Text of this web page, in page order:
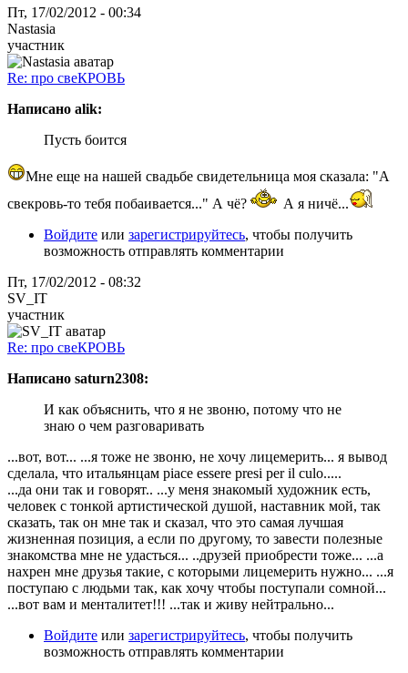
Пт, 17/02/2012 - 00:34
Nastasia
участник
Re: про свеКРОВЬ
Написано alik:
Пусть боится
Мне еще на нашей свадьбе свидетельница моя сказала: "А
свекровь-то тебя побаивается..." А чё?
А я ничё...
Войдите или зарегистрируйтесь, чтобы получить
возможность отправлять комментарии
Пт, 17/02/2012 - 08:32
SV_IT
участник
Re: про свеКРОВЬ
Написано saturn2308:
И как объяснить, что я не звоню, потому что не
знаю о чем разговаривать
...вот, вот... ...я тоже не звоню, не хочу лицемерить... я вывод
сделала, что итальянцам piace essere presi per il culo.....
...да они так и говорят.. ...у меня знакомый художник есть,
человек с тонкой артистической душой, наставник мой, так
сказать, так он мне так и сказал, что это самая лучшая
жизненная позиция, а если по другому, то завести полезные
знакомства мне не удасться... ..друзей приобрести тоже... ...а
нахрен мне друзья такие, с которыми лицемерить нужно... ...я
поступаю с людьми так, как хочу чтобы поступали сомной...
...вот вам и менталитет!!! ...так и живу нейтрально...
Войдите или зарегистрируйтесь, чтобы получить
возможность отправлять комментарии